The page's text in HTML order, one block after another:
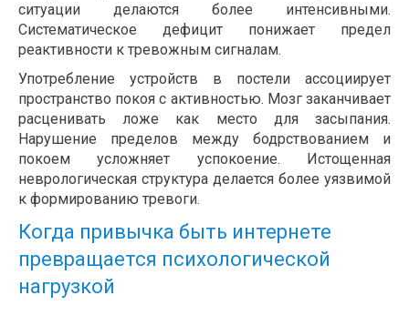
ситуации делаются более интенсивными.
Систематическое дефицит понижает предел
реактивности к тревожным сигналам.
Употребление устройств в постели ассоциирует
пространство покоя с активностью. Мозг заканчивает
расценивать ложе как место для засыпания.
Нарушение пределов между бодрствованием и
покоем усложняет успокоение. Истощенная
неврологическая структура делается более уязвимой
к формированию тревоги.
Когда привычка быть интернете
превращается психологической
нагрузкой